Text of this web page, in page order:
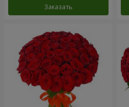
Заказать